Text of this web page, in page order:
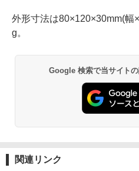
外形寸法は80×120×30mm(幅
g。
Google 検索で当サイト
関連リンク